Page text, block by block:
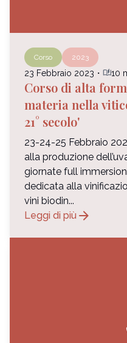
Corso 2023
23 Febbraio 2023 ・ auto_stories10
Corso di alta
materia nella
21° secolo'
23-24-25 Febbraio
alla produzione
giornate full
dedicata alla
vini biodin...
Leggi di più arrow_forward